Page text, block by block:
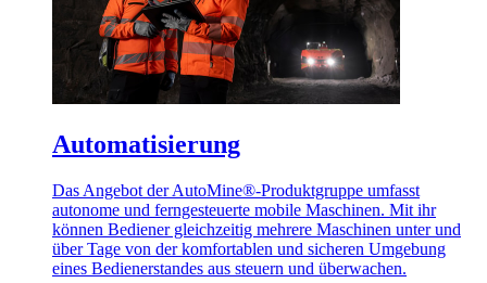
Automatisierung
Das Angebot der AutoMine®-Produktgruppe umfasst
autonome und ferngesteuerte mobile Maschinen. Mit ihr
können Bediener gleichzeitig mehrere Maschinen unter und
über Tage von der komfortablen und sicheren Umgebung
eines Bedienerstandes aus steuern und überwachen.